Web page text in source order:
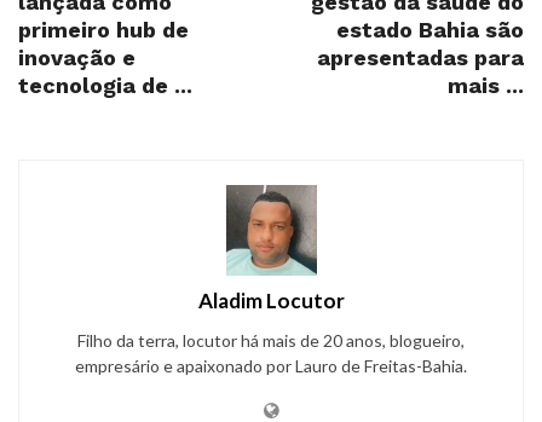
primeiro hub de
inovação e
tecnologia de ...
estado Bahia são
apresentadas para
mais ...
Aladim Locutor
Filho da terra, locutor há mais de 20 anos, blogueiro,
empresário e apaixonado por Lauro de Freitas-Bahia.